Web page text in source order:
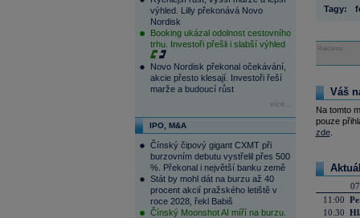
výhled. Lilly překonává Novo
Nordisk
Booking ukázal odolnost cestovního
trhu. Investoři přešli i slabší výhled
Novo Nordisk překonal očekávání,
akcie přesto klesají. Investoři řeší
marže a budoucí růst
více...
IPO, M&A
Čínský čipový gigant CXMT při
burzovním debutu vystřelil přes 500
%. Překonal i největší banku země
Stát by mohl dát na burzu až 40
procent akcií pražského letiště v
roce 2028, řekl Babiš
Čínský Moonshot AI míří na burzu.
Tagy:
Reklama
Váš
Na tomto
pouze
zde.
11:00
10:30